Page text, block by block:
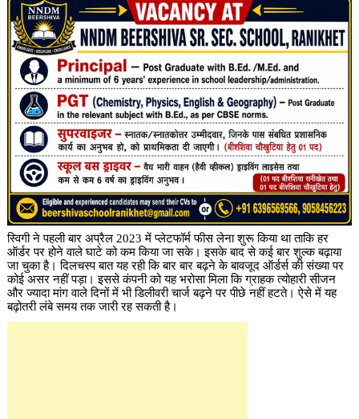
स्विगी ने पहली बार अप्रैल 2023 में प्लेटफॉर्म फीस लेना शुरू किया था ताकि हर
ऑर्डर पर होने वाले घाटे को कम किया जा सके। इसके बाद से कई बार शुल्क बढ़ाया
जा चुका है। दिलचस्प बात यह रही कि बार बार बढ़ने के बावजूद ऑर्डर्स की संख्या पर
कोई असर नहीं पड़ा। इससे कंपनी को यह भरोसा मिला कि ग्राहक त्योहारी सीजन
और ज्यादा मांग वाले दिनों में भी डिलीवरी चार्ज बढ़ने पर पीछे नहीं हटते। ऐसे में यह
बढ़ोतरी लंबे समय तक जारी रह सकती है।